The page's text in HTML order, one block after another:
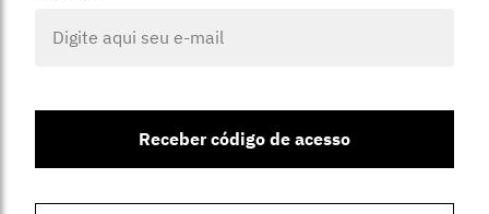
Receber código de acesso